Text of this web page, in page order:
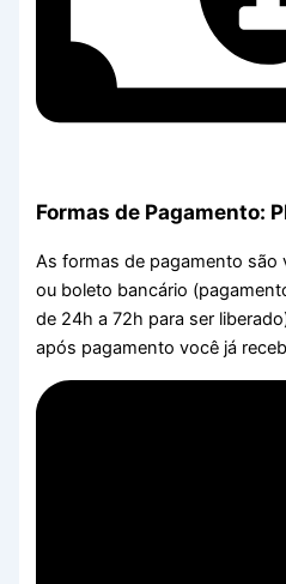
Formas de Pagamento:
As formas de pagamento são
ou boleto bancário
de 24h a 72h para ser
após pagamento você já